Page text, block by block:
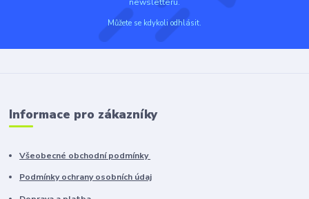
Můžete se kdykoli odhlásit.
Informace pro zákazníky
Všeobecné obchodní podmínky
Podmínky ochrany osobních údaj